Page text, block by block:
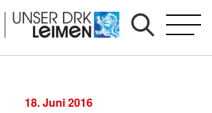
18. Juni 2016